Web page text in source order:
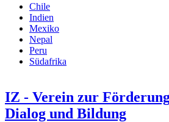
Chile
Indien
Mexiko
Nepal
Peru
Südafrika
IZ - Verein zur
Dialog und Bildung